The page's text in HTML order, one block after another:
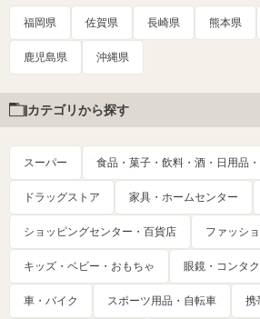
福岡県 佐賀県 長崎県 熊本県
鹿児島県 沖縄県
カテゴリから探す
スーパー 食品・菓子・飲料・酒・日用品
ドラッグストア 家具・ホームセンター
ショッピングセンター・百貨店 ファッシ
キッズ・ベビー・おもちゃ 眼鏡・コンタ
車・バイク スポーツ用品・自転車 携